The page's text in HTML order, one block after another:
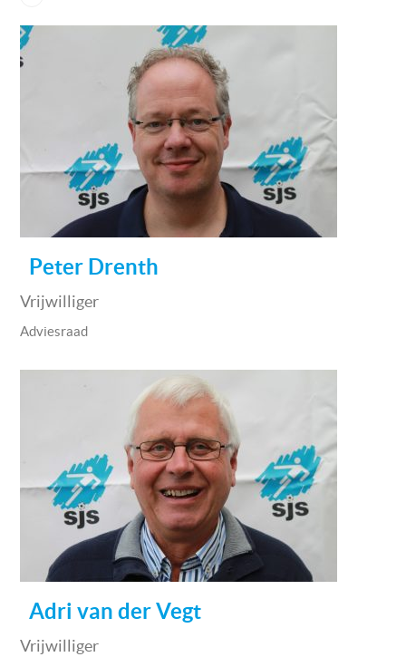
Peter Drenth
Vrijwilliger
Adviesraad
Adri van der Vegt
Vrijwilliger